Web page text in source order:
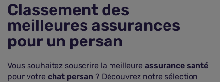
Classement des
meilleures assurances
pour un persan
Vous souhaitez souscrire la meilleure assurance santé
pour votre chat persan ? Découvrez notre sélection